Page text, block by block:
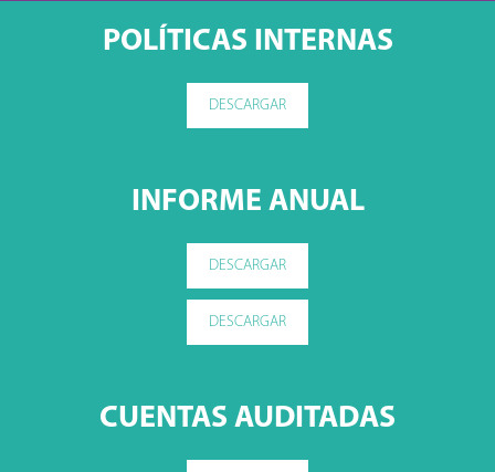
POLÍTICAS INTERNAS
DESCARGAR
INFORME ANUAL
DESCARGAR
DESCARGAR
CUENTAS AUDITADAS